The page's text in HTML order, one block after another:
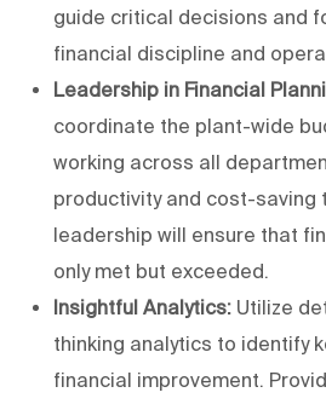
guide critical decisions and
financial discipline and
Leadership in Financial
coordinate the plant-wide
working across all
productivity and cost-saving
leadership will ensure that
only met but exceeded.
Insightful Analytics: Utilize
thinking analytics to identify
financial improvement.